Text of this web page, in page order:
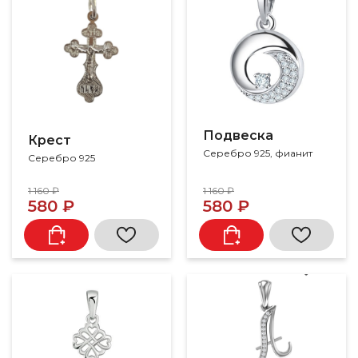
Крест
Серебро 925
1 160 ₽
580 ₽
Подвеска
Серебро 925, фианит
1 160 ₽
580 ₽